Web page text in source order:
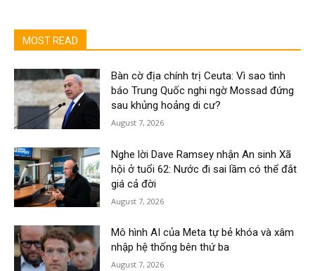
MOST READ
Bàn cờ địa chính trị Ceuta: Vì sao tình
báo Trung Quốc nghi ngờ Mossad đứng
sau khủng hoảng di cư?
August 7, 2026
Nghe lời Dave Ramsey nhận An sinh Xã
hội ở tuổi 62: Nước đi sai lầm có thể đắt
giá cả đời
August 7, 2026
Mô hình AI của Meta tự bẻ khóa và xâm
nhập hệ thống bên thứ ba
August 7, 2026